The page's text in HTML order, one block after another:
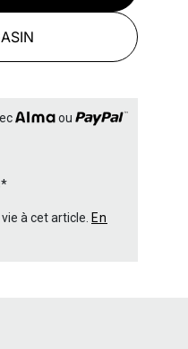
ou
à cet article. En